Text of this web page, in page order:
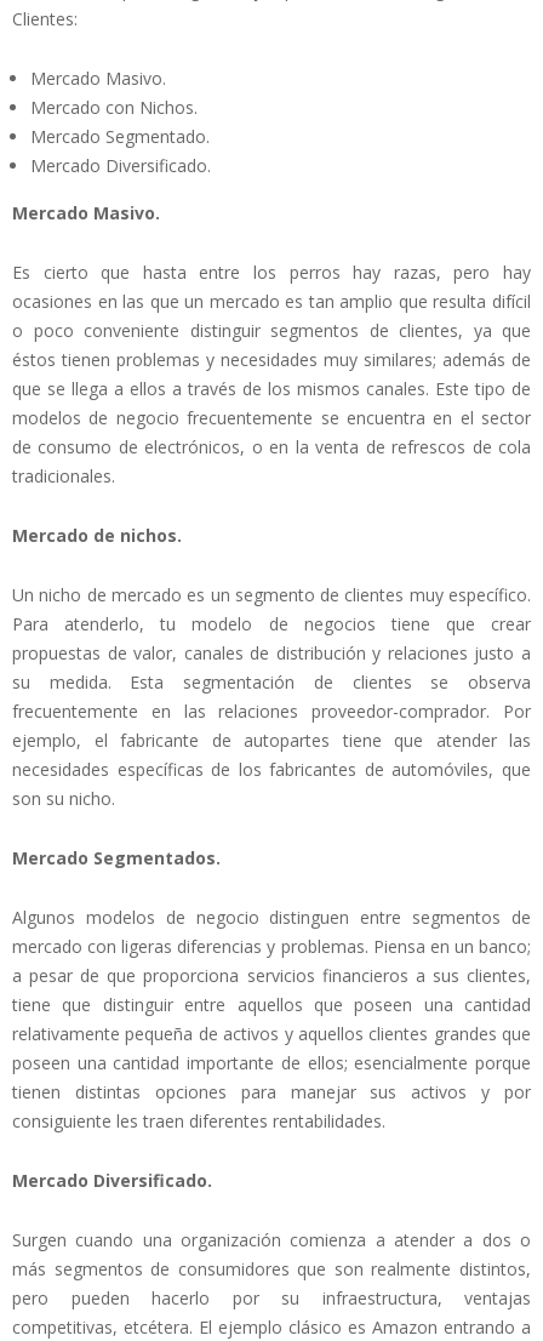
Clientes:
Mercado Masivo.
Mercado con Nichos.
Mercado Segmentado.
Mercado Diversificado.
Mercado Masivo.
Es cierto que hasta entre los perros hay razas, pero hay
ocasiones en las que un mercado es tan amplio que resulta difícil
o poco conveniente distinguir segmentos de clientes, ya que
éstos tienen problemas y necesidades muy similares; además de
que se llega a ellos a través de los mismos canales. Este tipo de
modelos de negocio frecuentemente se encuentra en el sector
de consumo de electrónicos, o en la venta de refrescos de cola
tradicionales.
Mercado de nichos.
Un nicho de mercado es un segmento de clientes muy específico.
Para atenderlo, tu modelo de negocios tiene que crear
propuestas de valor, canales de distribución y relaciones justo a
su medida. Esta segmentación de clientes se observa
frecuentemente en las relaciones proveedor-comprador. Por
ejemplo, el fabricante de autopartes tiene que atender las
necesidades específicas de los fabricantes de automóviles, que
son su nicho.
Mercado Segmentados.
Algunos modelos de negocio distinguen entre segmentos de
mercado con ligeras diferencias y problemas. Piensa en un banco;
a pesar de que proporciona servicios financieros a sus clientes,
tiene que distinguir entre aquellos que poseen una cantidad
relativamente pequeña de activos y aquellos clientes grandes que
poseen una cantidad importante de ellos; esencialmente porque
tienen distintas opciones para manejar sus activos y por
consiguiente les traen diferentes rentabilidades.
Mercado Diversificado.
Surgen cuando una organización comienza a atender a dos o
más segmentos de consumidores que son realmente distintos,
pero pueden hacerlo por su infraestructura, ventajas
competitivas, etcétera. El ejemplo clásico es Amazon entrando a